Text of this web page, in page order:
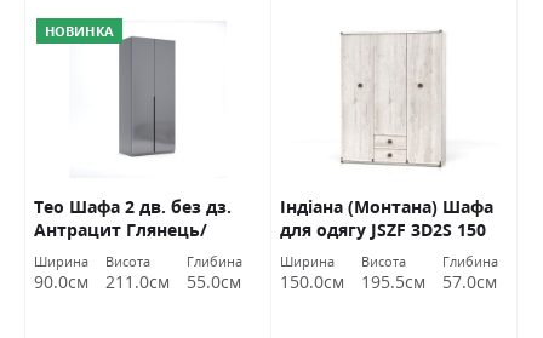
НОВИНКА
Тео Шафа 2 дв. без дз.
Антрацит Глянець/
Графіт Міромарк
Ширина
90.0см
Висота
211.0см
Глибина
55.0см
Індіана (Монтана) Шафа
для одягу JSZF 3D2S 150
сосна каньйон БРВ
Україна
Ширина
150.0см
Висота
195.5см
Глибина
57.0см